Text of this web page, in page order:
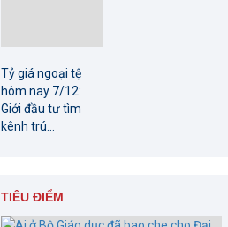
Tỷ giá ngoại tệ
hôm nay 7/12:
Giới đầu tư tìm
kênh trú...
TIÊU ĐIỂM